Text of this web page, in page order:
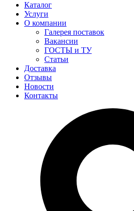
Каталог
Услуги
О компании
Галерея поставок
Вакансии
ГОСТЫ и ТУ
Статьи
Доставка
Отзывы
Новости
Контакты